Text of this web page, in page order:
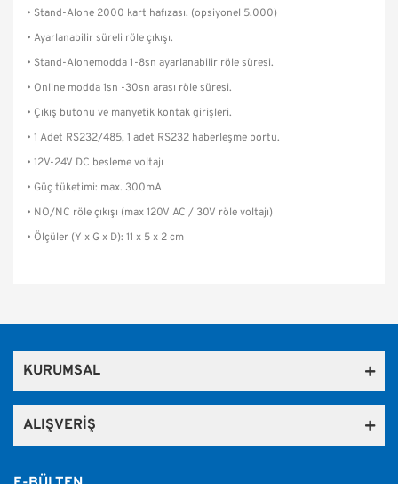
• Stand-Alone 2000 kart hafızası. (opsiyonel 5.000)
• Ayarlanabilir süreli röle çıkışı.
• Stand-Alonemodda 1-8sn ayarlanabilir röle süresi.
• Online modda 1sn -30sn arası röle süresi.
• Çıkış butonu ve manyetik kontak girişleri.
• 1 Adet RS232/485, 1 adet RS232 haberleşme portu.
• 12V-24V DC besleme voltajı
• Güç tüketimi: max. 300mA
• NO/NC röle çıkışı (max 120V AC / 30V röle voltajı)
• Ölçüler (Y x G x D): 11 x 5 x 2 cm
kullanarak tarafımıza iletebilirsiniz.
Ürün bilgilerinde hatalar bulunuyor.
KURUMSAL
ALIŞVERİŞ